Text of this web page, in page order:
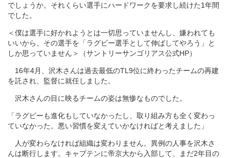
でしょうか。それくらい選手にハードワークを要求し続けた1年間
でした。
＜僕は選手に好かれようとは一切思っていませんし、嫌われても
いいから、その選手を「ラグビー選手として伸ばしてやろう」と
しか思っていません＞（サントリーサンゴリアス公式HP）
16年4月、沢木さんは過去最低のTL9位に終わったチームの再建
を託され、監督に就任しました。
沢木さんの目に映るチームの姿は無惨なものでした。
「ラグビーも進化もしていなかったし、取り組み方も全く変わっ
ていなかった。悪い習慣を変えていかなければと考えました」
人が変わらなければ組織は変わりません。異例の人事を沢木さ
んは断行します。キャプテンに帝京大から入部して、まだ2年目の